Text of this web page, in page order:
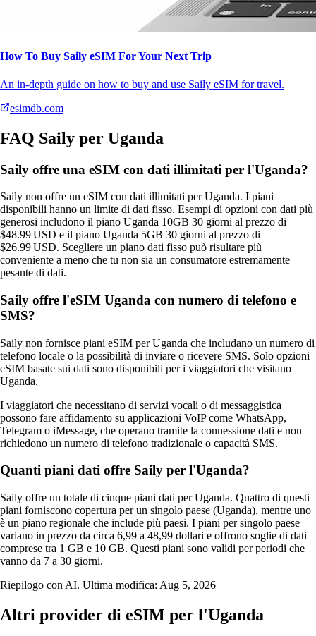
How To Buy Saily eSIM For Your Next Trip
An in-depth guide on how to buy and use Saily eSIM for travel.
esimdb.com
FAQ Saily per Uganda
Saily offre una eSIM con dati illimitati per l'Uganda?
Saily non offre un eSIM con dati illimitati per Uganda. I piani
disponibili hanno un limite di dati fisso. Esempi di opzioni con dati più
generosi includono il piano Uganda 10GB 30 giorni al prezzo di
$48.99 USD e il piano Uganda 5GB 30 giorni al prezzo di
$26.99 USD. Scegliere un piano dati fisso può risultare più
conveniente a meno che tu non sia un consumatore estremamente
pesante di dati.
Saily offre l'eSIM Uganda con numero di telefono e
SMS?
Saily non fornisce piani eSIM per Uganda che includano un numero di
telefono locale o la possibilità di inviare o ricevere SMS. Solo opzioni
eSIM basate sui dati sono disponibili per i viaggiatori che visitano
Uganda.
I viaggiatori che necessitano di servizi vocali o di messaggistica
possono fare affidamento su applicazioni VoIP come WhatsApp,
Telegram o iMessage, che operano tramite la connessione dati e non
richiedono un numero di telefono tradizionale o capacità SMS.
Quanti piani dati offre Saily per l'Uganda?
Saily offre un totale di cinque piani dati per Uganda. Quattro di questi
piani forniscono copertura per un singolo paese (Uganda), mentre uno
è un piano regionale che include più paesi. I piani per singolo paese
variano in prezzo da circa 6,99 a 48,99 dollari e offrono soglie di dati
comprese tra 1 GB e 10 GB. Questi piani sono validi per periodi che
vanno da 7 a 30 giorni.
Riepilogo con AI. Ultima modifica: Aug 5, 2026
Altri provider di eSIM per l'Uganda